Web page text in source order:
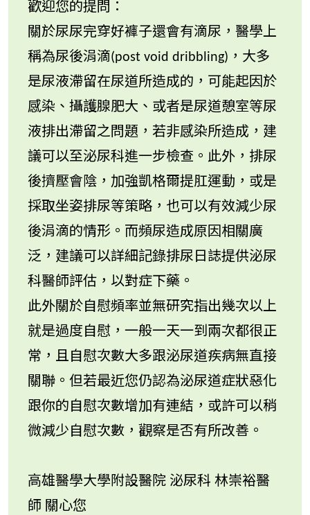
歡迎您的提問：
關於尿尿完穿好褲子還會有滴尿，醫學上
稱為尿後涓滴(post void dribbling)，大多
是尿液滯留在尿道所造成的，可能起因於
感染、攝護腺肥大、或者是尿道憩室等尿
液排出滯留之問題，若非感染所造成，建
議可以至泌尿科進一步檢查。此外，排尿
後擠壓會陰，加強凱格爾提肛運動，或是
採取坐姿排尿等策略，也可以有效減少尿
後涓滴的情形。而頻尿造成原因相關廣
泛，建議可以詳細記錄排尿日誌提供泌尿
科醫師評估，以對症下藥。
此外關於自慰頻率並無研究指出幾次以上
就是過度自慰，一般一天一到兩次都很正
常，且自慰次數大多跟泌尿道疾病無直接
關聯。但若最近您仍認為泌尿道症狀惡化
跟你的自慰次數增加有連結，或許可以稍
微減少自慰次數，觀察是否有所改善。
高雄醫學大學附設醫院 泌尿科 林崇裕醫
師 關心您